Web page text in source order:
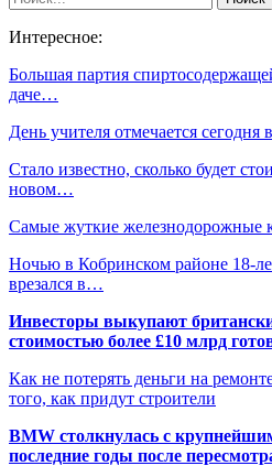
Интересное:
Большая партия
даче…
День учителя отмечается сегодня
Стало известно, сколько будет
новом…
Самые жуткие железнодорожные
Ночью в Кобринском районе 18-
врезался в…
Инвесторы выкупают
стоимостью более £10 млрд
Как не потерять деньги на
того, как придут строители
BMW столкнулась с
последние годы после